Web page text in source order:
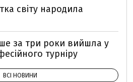
світу народила
за три роки вийшла у
турніру
ВСІ НОВИНИ